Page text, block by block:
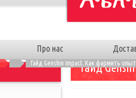
Про нас
Гайд Genshin Impact. Как фармить
Гайд